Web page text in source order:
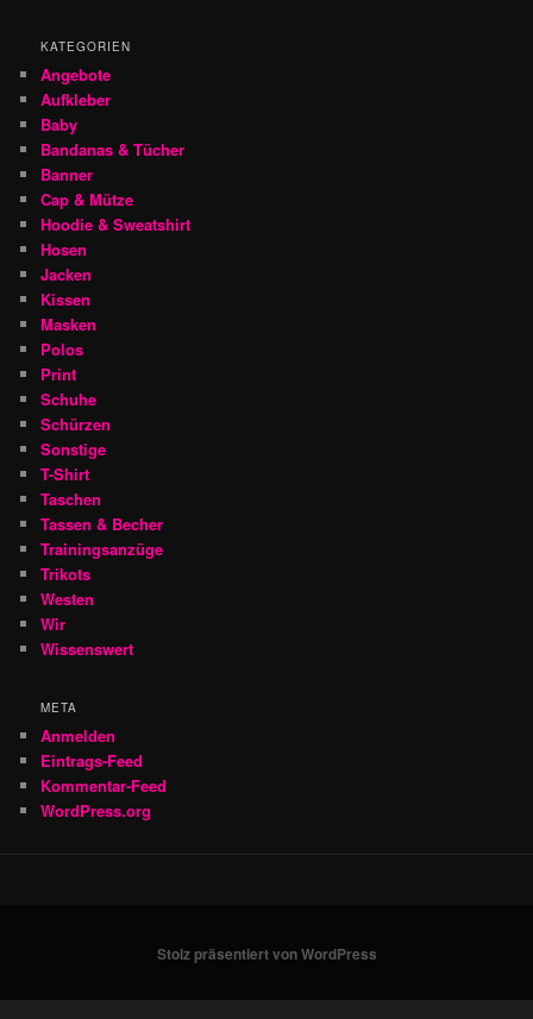
KATEGORIEN
Angebote
Aufkleber
Baby
Bandanas & Tücher
Banner
Cap & Mütze
Hoodie & Sweatshirt
Hosen
Jacken
Kissen
Masken
Polos
Print
Schuhe
Schürzen
Sonstige
T-Shirt
Taschen
Tassen & Becher
Trainingsanzüge
Trikots
Westen
Wir
Wissenswert
META
Anmelden
Eintrags-Feed
Kommentar-Feed
WordPress.org
Stolz präsentiert von WordPress